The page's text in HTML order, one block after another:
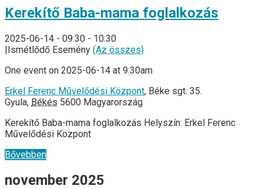
Kerekítő Baba-mama foglalkozás
2025-06-14 - 09:30 - 10:30
|Ismétlődő Esemény (Az összes)
One event on 2025-06-14 at 9:30am
Erkel Ferenc Művelődési Központ, Béke sgt. 35.
Gyula, Békés 5600 Magyarország
Kerekítő Baba-mama foglalkozás Helyszín: Erkel Ferenc
Művelődési Központ
Bővebben
november 2025